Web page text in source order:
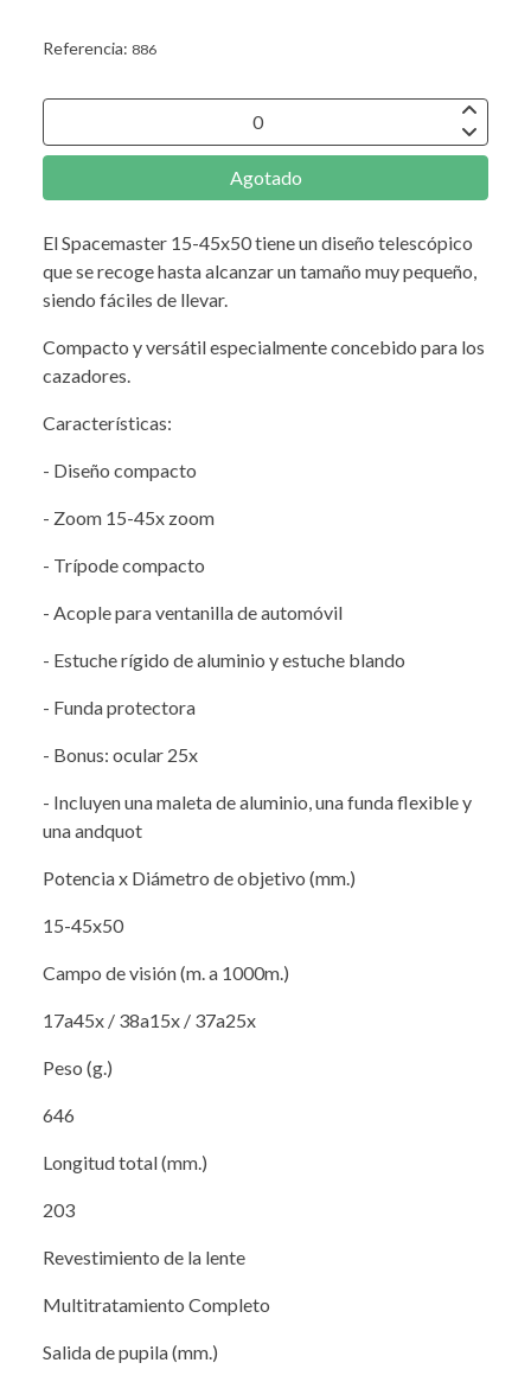
Referencia: 886
Agotado
El Spacemaster 15-45x50 tiene un diseño telescópico
que se recoge hasta alcanzar un tamaño muy pequeño,
siendo fáciles de llevar.
Compacto y versátil especialmente concebido para los
cazadores.
Características:
- Diseño compacto
- Zoom 15-45x zoom
- Trípode compacto
- Acople para ventanilla de automóvil
- Estuche rígido de aluminio y estuche blando
- Funda protectora
- Bonus: ocular 25x
- Incluyen una maleta de aluminio, una funda flexible y
una andquot
Potencia x Diámetro de objetivo (mm.)
15-45x50
Campo de visión (m. a 1000m.)
17a45x / 38a15x / 37a25x
Peso (g.)
646
Longitud total (mm.)
203
Revestimiento de la lente
Multitratamiento Completo
Salida de pupila (mm.)